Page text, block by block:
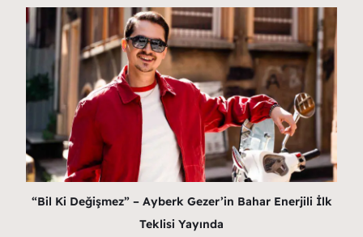
“Bil Ki Değişmez” – Ayberk Gezer’in Bahar Enerjili İlk
Teklisi Yayında